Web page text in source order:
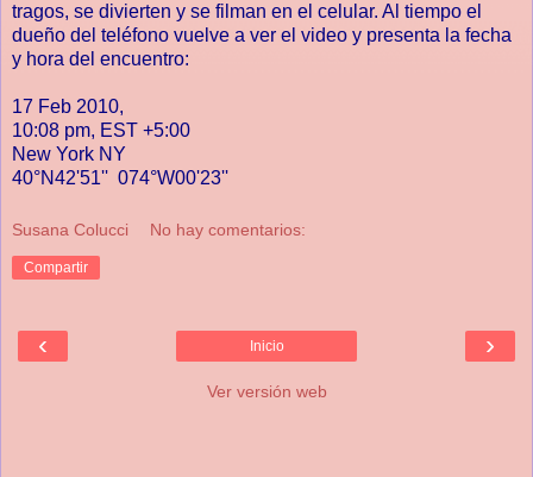
tragos, se divierten y se filman en el celular. Al tiempo el
dueño del teléfono vuelve a ver el video y presenta la fecha
y hora del encuentro:
17 Feb 2010,
10:08 pm, EST +5:00
New York NY
40°N42'51'' 074°W00'23''
Susana Colucci No hay comentarios:
Compartir
‹ ›
Inicio
Ver versión web